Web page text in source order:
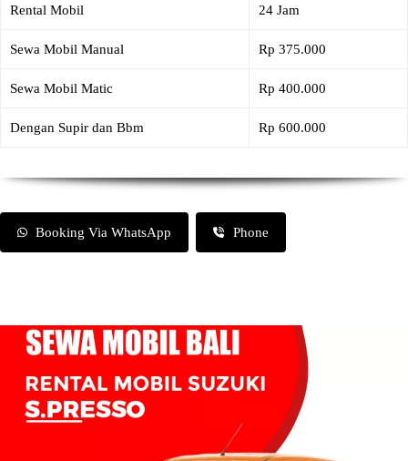
Rental Mobil 24 Jam
Sewa Mobil Manual Rp 375.000
Sewa Mobil Matic Rp 400.000
Dengan Supir dan Bbm Rp 600.000
Booking Via WhatsApp Phone